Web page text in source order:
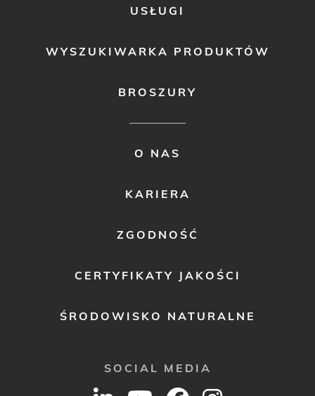
USŁUGI
WYSZUKIWARKA PRODUKTÓW
BROSZURY
O NAS
KARIERA
ZGODNOŚĆ
CERTYFIKATY JAKOŚCI
ŚRODOWISKO NATURALNE
SOCIAL MEDIA